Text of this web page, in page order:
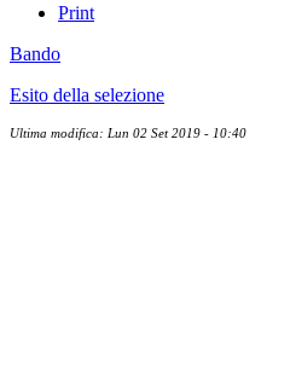
Print
Bando
Esito della selezione
Ultima modifica: Lun 02 Set 2019 - 10:40